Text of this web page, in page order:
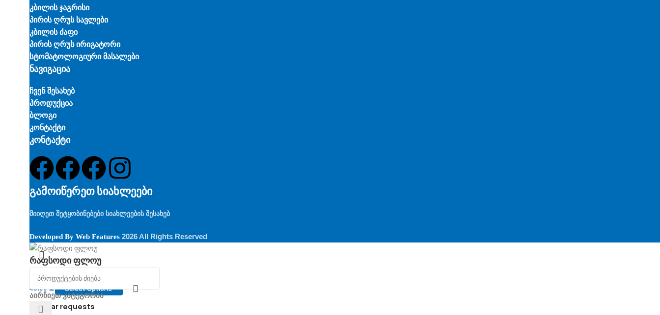
კბილის ჯაგრისი
პირის ღრუს სავლები
კბილის ძაფი
პირის ღრუს ირიგატორი
სტომატოლოგიური მასალები
ნავიგაცია
ჩვენ შესახებ
პროდუქცია
ბლოგი
კონტაქტი
კონტაქტი
გამოიწერეთ სიახლეები
მიიღეთ შეტყობინებები სიახლეების შესახებ
Developed By Web Features 2026 All Rights Reserved
აირჩიეთ კატეგორია
Popular requests
რაფსოდი ფლოუ
48.00₾ Select Options